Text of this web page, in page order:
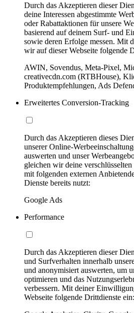
Durch das Akzeptieren dieser
deine Interessen abgestimmte
oder Rabattaktionen für unsere
basierend auf deinem Surf- und
sowie deren Erfolge messen. Mit
wir auf dieser Webseite folgende
AWIN, Sovendus, Meta-Pixel,
creativecdn.com (RTBHouse),
Produktempfehlungen, Ads
Erweitertes Conversion-Tracking
Durch das Akzeptieren dieses
unserer Online-
auswerten und unser
gleichen wir deine
mit folgenden externen
Dienste bereits nutzt:
Google Ads
Performance
Durch das Akzeptieren dieser
und Surfverhalten innerhalb
und anonymisiert auswerten, um
optimieren und das
verbessern. Mit deiner
Webseite folgende Drittdienste ein: